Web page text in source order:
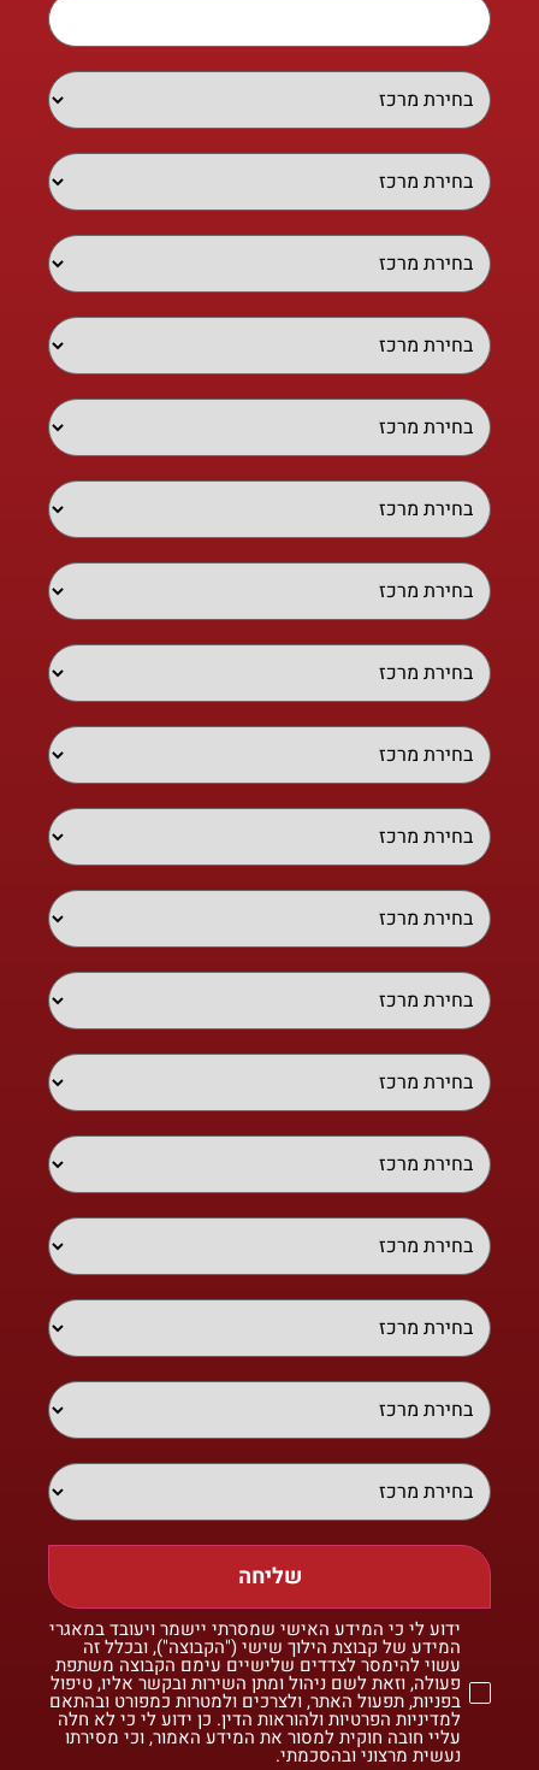
שליחה
ידוע לי כי המידע האישי שמסרתי יישמר ויעובד במאגרי
המידע של קבוצת הילוך שישי ("הקבוצה"), ובכלל זה
עשוי להימסר לצדדים שלישיים עימם הקבוצה משתפת
פעולה, וזאת לשם ניהול ומתן השירות ובקשר אליו, טיפול
בפניות, תפעול האתר, ולצרכים ולמטרות כמפורט ובהתאם
למדיניות הפרטיות ולהוראות הדין. כן ידוע לי כי לא חלה
עליי חובה חוקית למסור את המידע האמור, וכי מסירתו
נעשית מרצוני ובהסכמתי.